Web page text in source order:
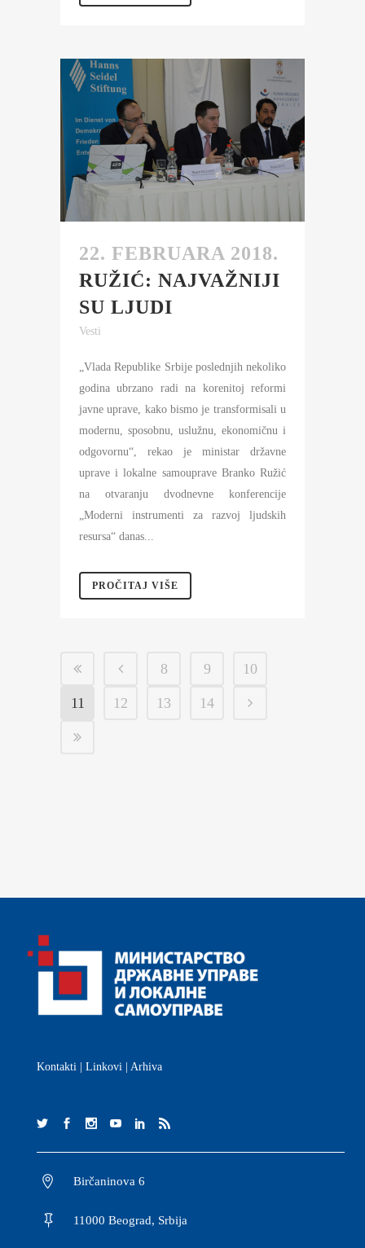
22. FEBRUARA 2018.
RUŽIĆ: NAJVAŽNIJI
SU LJUDI
Vesti
„Vlada Republike Srbije poslednjih nekoliko
godina ubrzano radi na korenitoj reformi
javne uprave, kako bismo je transformisali u
modernu, sposobnu, uslužnu, ekonomičnu i
odgovornu“, rekao je ministar državne
uprave i lokalne samouprave Branko Ružić
na otvaranju dvodnevne konferencije
„Moderni instrumenti za razvoj ljudskih
resursa“ danas...
PROČITAJ VIŠE
8 9 10
11 12 13 14
Kontakti Linkovi Arhiva
Birčaninova 6
11000 Beograd, Srbija